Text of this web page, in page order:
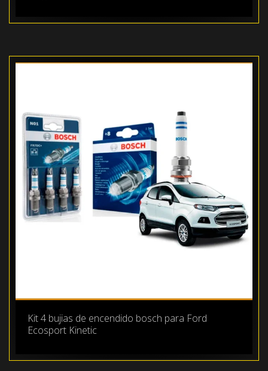
Kit 4 bujias de encendido bosch para Ford
Ecosport Kinetic